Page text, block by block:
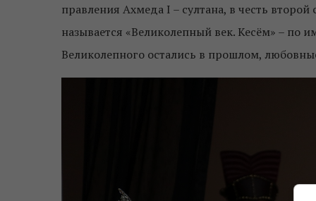
правления Ахмеда I – султана, в честь
называется «Великолепный век. Кесём» –
Великолепного остались в прошлом,